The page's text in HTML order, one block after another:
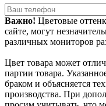
Важно! Цветовые
сайте, могут
различных мониторов
Цвет товара может
партии товара.
браком и объясняется
производства. При